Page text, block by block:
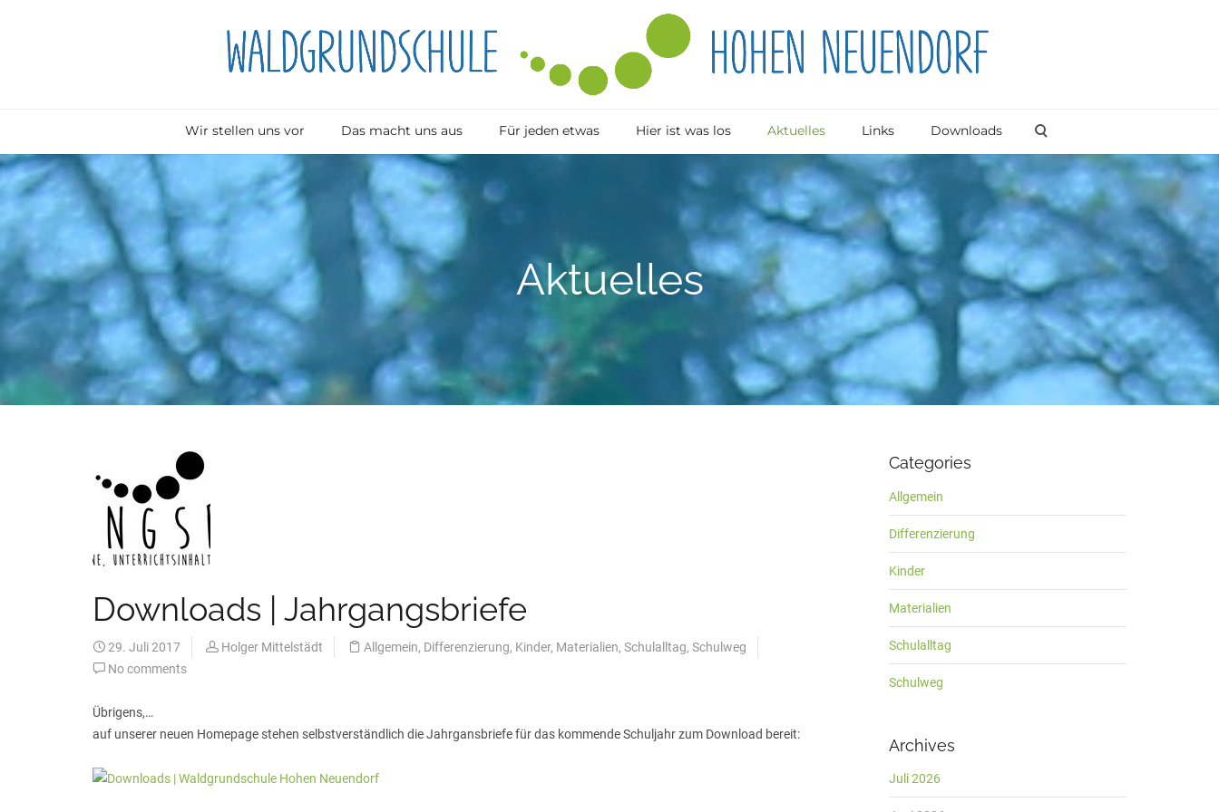
Wir stellen uns vor Das macht uns aus Für jeden etwas Hier ist was los Aktuelles Links Downloads
Aktuelles
Downloads | Jahrgangsbriefe
29. Juli 2017 Holger Mittelstädt Allgemein, Differenzierung, Kinder, Materialien, Schulalltag, Schulweg
No comments
Übrigens,…
auf unserer neuen Homepage stehen selbstverständlich die Jahrgansbriefe für das kommende Schuljahr zum Download bereit:
Categories
Allgemein
Differenzierung
Kinder
Materialien
Schulalltag
Schulweg
Archives
Juli 2026